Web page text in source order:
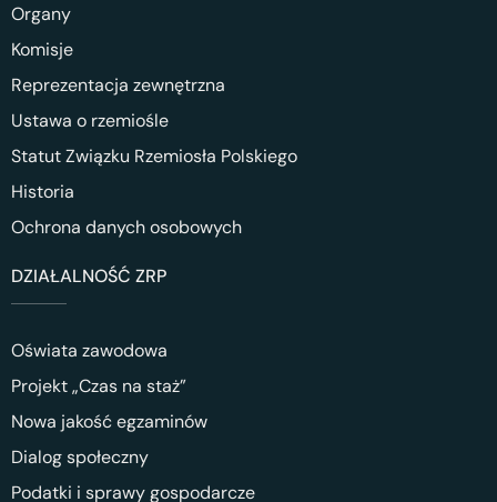
Organy
Komisje
Reprezentacja zewnętrzna
Ustawa o rzemiośle
Statut Związku Rzemiosła Polskiego
Historia
Ochrona danych osobowych
DZIAŁALNOŚĆ ZRP
Oświata zawodowa
Projekt „Czas na staż”
Nowa jakość egzaminów
Dialog społeczny
Podatki i sprawy gospodarcze